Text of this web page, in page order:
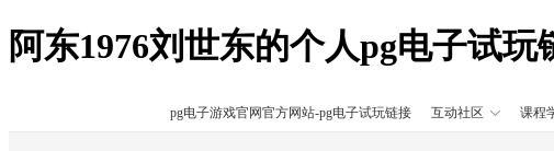
阿东1976刘世东的个人pg电子试
pg电子游戏官网官方网站-pg电子试玩链接 互动社区 课程